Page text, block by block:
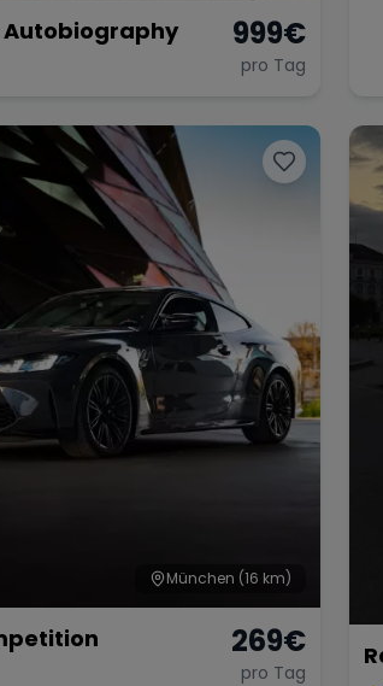
Autobiography 999€
pro Tag
München (16 km)
269€
pro Tag